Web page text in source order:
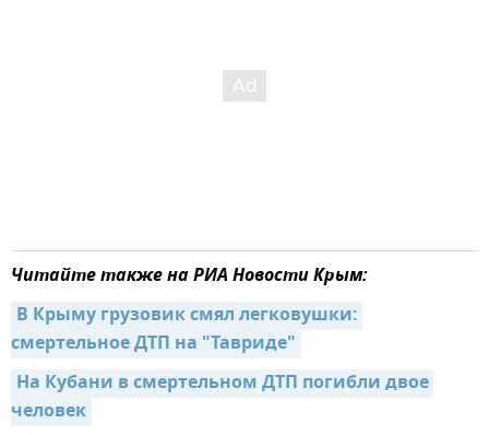
Читайте также на РИА Новости Крым:
В Крыму грузовик смял легковушки:
смертельное ДТП на "Тавриде"
На Кубани в смертельном ДТП погибли двое
человек